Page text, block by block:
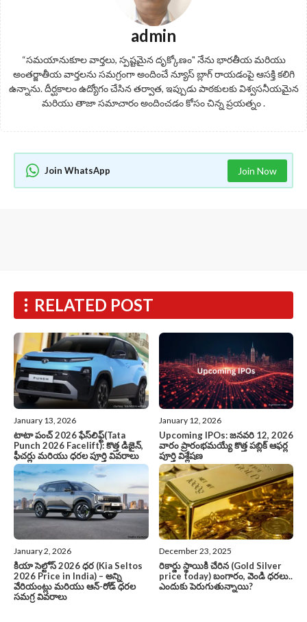
admin
“సమయానుకూల వార్తలు, స్పష్టమైన దృక్కోణం" నేను భారతీయ మరియు
అంతర్జాతీయ వార్తలను సమగ్రంగా అందించే న్యూస్ బ్లాగ్ రాయడంపై ఆసక్తి కలిగి
ఉన్నాను. దీర్ఘకాలం ఉద్యోగం చేసిన తర్వాత, ఇప్పుడు పాఠకులకు విశ్వసనీయమైన
మరియు తాజా సమాచారం అందించడం కోసం చిన్న ప్రయత్నం .
Join WhatsApp Join Now
RELATED POST
January 13, 2026
టాటా పంచ్ 2026 ఫేస్‌లిఫ్ట్(Tata
Punch 2026 Facelift): కొత్త డిజైన్,
ఫీచర్లు మరియు ధరల పూర్తి వివరాలు
January 12, 2026
Upcoming IPOs: జనవరి 12, 2026
వారం ప్రారంభమయ్యే కొత్త పబ్లిక్ ఆఫర్ల
పూర్తి విశ్లేషణ
January 2, 2026
కియా సెల్టోస్ 2026 ధర (Kia Seltos
2026 Price in India) – అన్ని
వేరియంట్లు మరియు ఆన్-రోడ్ ధరల
సమగ్ర వివరాలు
December 23, 2025
రికార్డు స్థాయికి చేరిన (Gold Silver
price today) బంగారం, వెండి ధరలు..
ఎందుకు పెరుగుతున్నాయి?